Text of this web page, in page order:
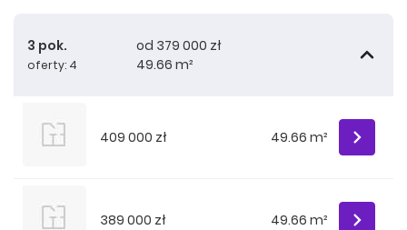
3 pok.
oferty: 4
od 379 000 zł
49.66 m²
409 000 zł 49.66 m²
389 000 zł 49.66 m²